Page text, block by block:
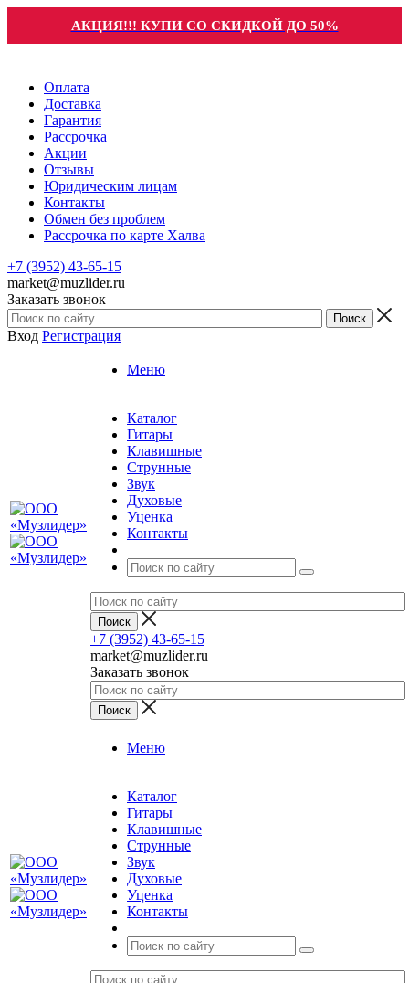
АКЦИЯ!!! КУПИ СО СКИДКОЙ ДО 50%
Оплата
Доставка
Гарантия
Рассрочка
Акции
Отзывы
Юридическим лицам
Контакты
Обмен без проблем
Рассрочка по карте Халва
+7 (3952) 43-65-15
market@muzlider.ru
Заказать звонок
Вход Регистрация
Меню
Каталог
Гитары
Клавишные
Струнные
Звук
Духовые
Уценка
Контакты
+7 (3952) 43-65-15
market@muzlider.ru
Заказать звонок
Меню
Каталог
Гитары
Клавишные
Струнные
Звук
Духовые
Уценка
Контакты